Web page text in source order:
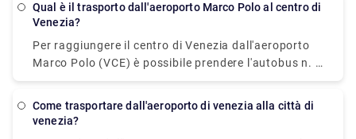
Piazzale Roma al centro città è compreso tra € 65
Qual è il trasporto dall'aeroporto Marco Polo al centro di
Venezia?
Per raggiungere il centro di Venezia dall'aeroporto
Marco Polo (VCE) è possibile prendere l'autobus n. 5
operato da Actv. L'autobus ferma al terminal di
partono dall'aeroporto ogni 15 minuti dal lunedì al
come trasportare dall'aeroporto di venezia alla città di
venezia?